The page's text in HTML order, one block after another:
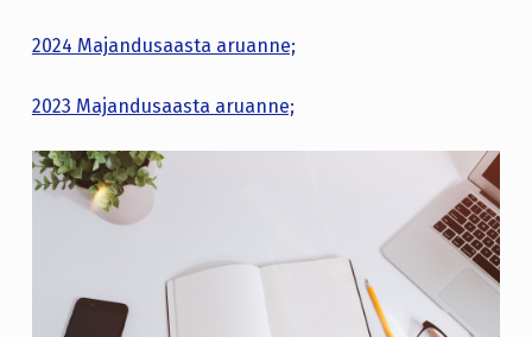
2024 Majandusaasta aruanne;
2023 Majandusaasta aruanne;